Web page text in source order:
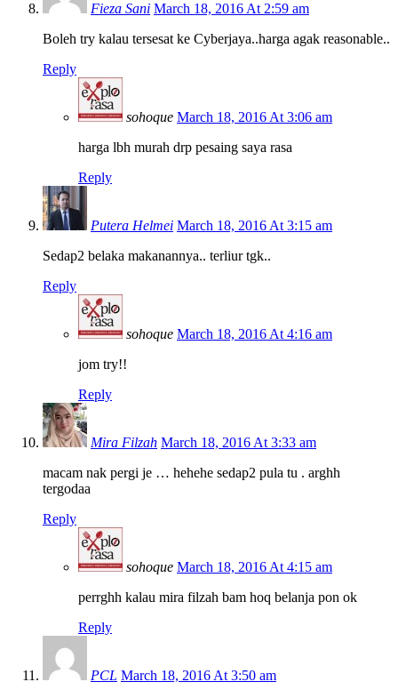
Fieza Sani March 18, 2016 At 2:59 am
Boleh try kalau tersesat ke Cyberjaya..harga agak reasonable..
Reply
sohoque March 18, 2016 At 3:06 am
harga lbh murah drp pesaing saya rasa
Reply
Putera Helmei March 18, 2016 At 3:15 am
Sedap2 belaka makanannya.. terliur tgk..
Reply
sohoque March 18, 2016 At 4:16 am
jom try!!
Reply
Mira Filzah March 18, 2016 At 3:33 am
macam nak pergi je … hehehe sedap2 pula tu . arghh
tergodaa
Reply
sohoque March 18, 2016 At 4:15 am
perrghh kalau mira filzah bam hoq belanja pon ok
Reply
PCL March 18, 2016 At 3:50 am